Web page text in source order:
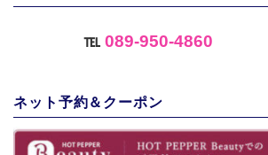
℡089-950-4860
ネット予約＆クーポン